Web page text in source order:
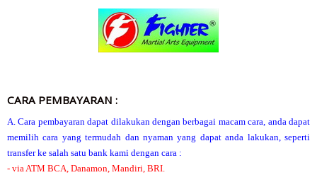
CARA PEMBAYARAN :
A. Cara pembayaran dapat dilakukan dengan berbagai macam cara, anda dapat
memilih cara yang termudah dan nyaman yang dapat anda lakukan, seperti
transfer ke salah satu bank kami dengan cara :
- via ATM BCA, Danamon, Mandiri, BRI.